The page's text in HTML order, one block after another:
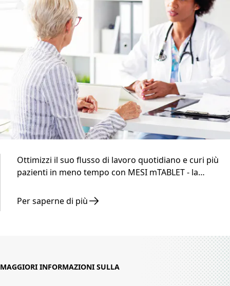
Ottimizzi il suo flusso di lavoro quotidiano e curi più
pazienti in meno tempo con MESI mTABLET - la
assistenza primaria più impegnate.
Per saperne di più
MAGGIORI INFORMAZIONI SULLA